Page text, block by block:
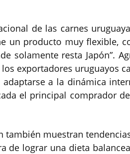
de las carnes
un producto muy flexible,
solamente resta Japón”.
exportadores uruguayos
a la dinámica
el principal comprador
también muestran
de lograr una dieta